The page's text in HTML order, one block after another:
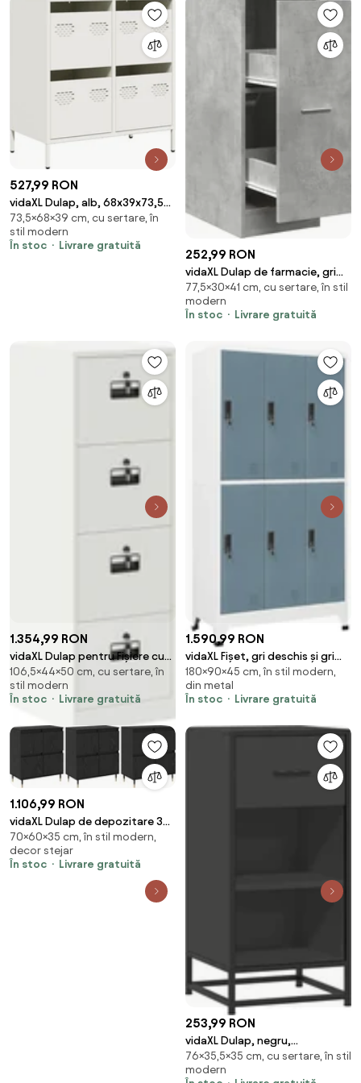
527,99 RON
vidaXL Dulap, alb, 68x39x73,5
cm, oțel laminat la rece
73,5×68×39 cm, cu sertare, în
stil modern
În stoc
Livrare gratuită
252,99 RON
vidaXL Dulap de farmacie, gri
beton, 30x41x77,5 cm, lemn
prelucrat
77,5×30×41 cm, cu sertare, în stil
modern
În stoc
Livrare gratuită
1.354,99 RON
vidaXL Dulap pentru Fișiere cu
sertar 2 pcs Alb 44 x 50 x 106.5
cm
106,5×44×50 cm, cu sertare, în
stil modern
În stoc
Livrare gratuită
1.590,99 RON
vidaXL Fișet, gri deschis și gri
închis, 90x45x180 cm, oțel
180×90×45 cm, în stil modern,
din metal
În stoc
Livrare gratuită
1.106,99 RON
vidaXL Dulap de depozitare 3
pcs Stejar Negru 60 x 35 x 70
cm
70×60×35 cm, în stil modern,
decor stejar
În stoc
Livrare gratuită
253,99 RON
vidaXL Dulap, negru,
35,5x35x76 cm, lemn prelucrat
și metal
76×35,5×35 cm, cu sertare, în stil
modern